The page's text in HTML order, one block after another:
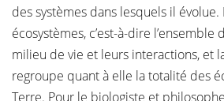
des systèmes dans lesquels il évolue.
écosystèmes, c’est-à-dire l’ensemble
milieu de vie et leurs interactions, et
regroupe quant à elle la totalité des
Terre. Pour le biologiste et